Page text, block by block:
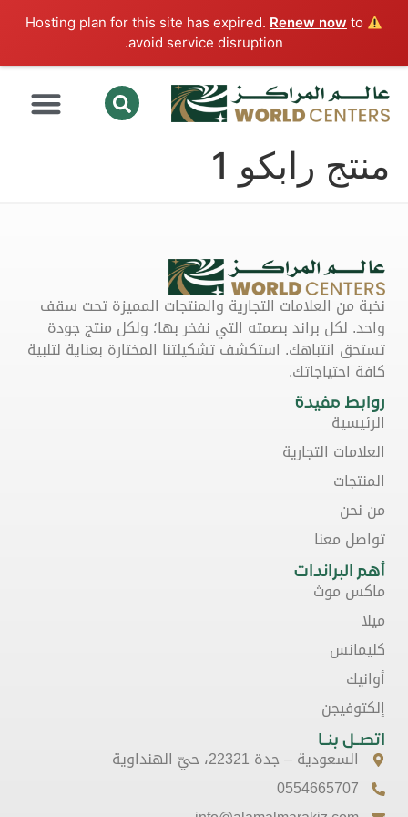
Renew now to
avoid service disruption.
منتج رابكو 1
نخبة من العلامات التجارية والمنتجات المميزة تحت سقف
واحد. لكل براند بصمته التي نفخر بها؛ ولكل منتج جودة
تستحق انتباهك. استكشف تشكيلتنا المختارة بعناية لتلبية
كافة احتياجاتك.
روابط مفيدة
الرئيسية
العلامات التجارية
المنتجات
من نحن
تواصل معنا
أهم البراندات
ماكس موث
ميلا
كليمانس
أوانيك
إلكتوفيجن
اتصـل بنـا
السعودية – جدة 22321، حيّ الهنداوية
0554665707